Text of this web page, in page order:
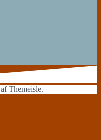
af Themeisle.